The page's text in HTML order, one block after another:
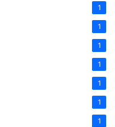
1
1
1
1
1
1
1